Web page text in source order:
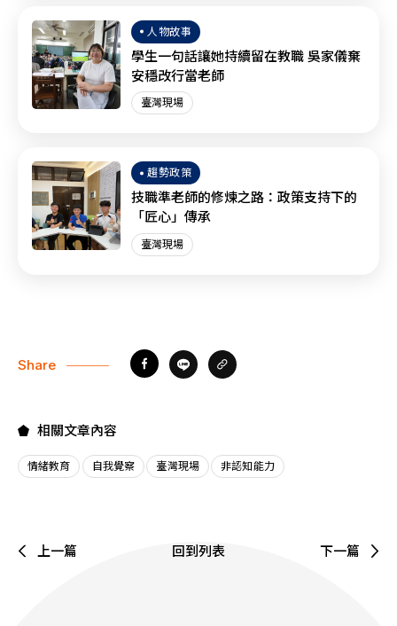
人物故事
學生一句話讓她持續留在教職 吳家儀棄
安穩改行當老師
臺灣現場
趨勢政策
技職準老師的修煉之路：政策支持下的
「匠心」傳承
臺灣現場
Share
相關文章內容
情緒教育 自我覺察 臺灣現場 非認知能力
上一篇 回到列表 下一篇